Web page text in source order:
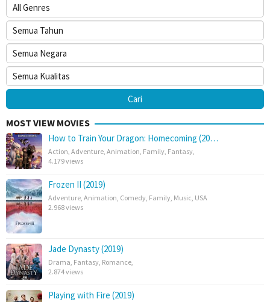
MOST VIEW MOVIES
How to Train Your Dragon: Homecoming (20…
Action, Adventure, Animation, Family, Fantasy,
4.179 views
Frozen II (2019)
Adventure, Animation, Comedy, Family, Music, USA
2.968 views
Jade Dynasty (2019)
Drama, Fantasy, Romance,
2.874 views
Playing with Fire (2019)